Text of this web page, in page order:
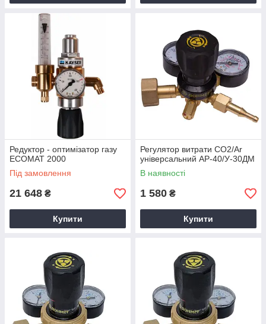
Редуктор - оптимізатор газу
ECOMAT 2000
Під замовлення
21 648 ₴
Купити
Регулятор витрати CO2/Ar
універсальний АР-40/У-30ДМ
В наявності
1 580 ₴
Купити